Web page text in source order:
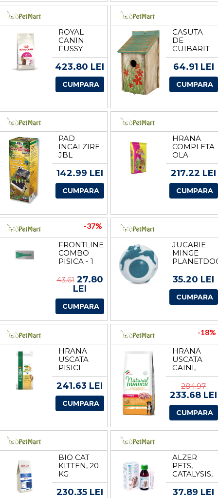
ROYAL
CANIN
FUSSY
EXIGENT
HRANA
PISICA,
APETIT
10 KG
423.80 LEI
CUMPARA
CASUTA
DE
CUIBARIT
15X28X14
CM 55850
64.91 LEI
CUMPARA
PAD
INCALZIRE
JBL
TERRATEMP
HEATMAT
(280X180MM)
142.99 LEI
CUMPARA
HRANA
COMPLETA
OLA
PENTRU
NIMFE, 20
217.22 LEI
CUMPARA
-37%
FRONTLINE
COMBO
PISICA - 1
PIPETA
ANTIPARAZITARA
43.6127.80
LEI
CUMPARA
JUCARIE
MINGE
ORBEE
OLD SOUL,
35.20 LEI
CUMPARA
HRANA
USCATA
PISICI
ADULTE,
LIBRA CAT
PUI, 12 KG
241.63 LEI
CUMPARA
-18%
HRANA
USCATA
CAINI,
NATURAL
TRAINER,
SENSITIVE
NO
GLUTEN
MEDIUM-
MAXI
ADULT,
KG
284.97
233.68 LEI
CUMPARA
BIO CAT
KITTEN, 20
KG
230.35 LEI
ALZER
PETS,
CATALYSIS,
30 ML
37.89 LEI